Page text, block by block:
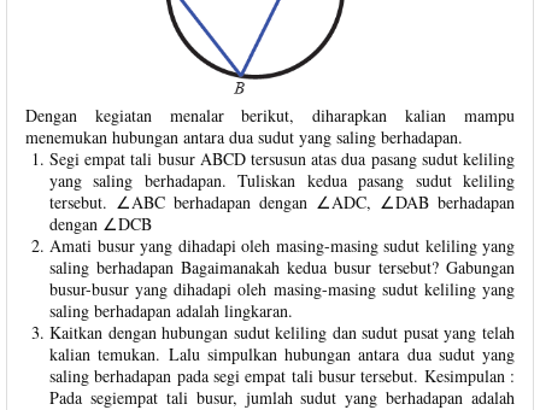
Dengan kegiatan menalar berikut, diharapkan kalian mampu
menemukan hubungan antara dua sudut yang saling berhadapan.
Segi empat tali busur ABCD tersusun atas dua pasang sudut keliling
yang saling berhadapan. Tuliskan kedua pasang sudut keliling
tersebut. ∠ABC berhadapan dengan ∠ADC, ∠DAB berhadapan
dengan ∠DCB
Amati busur yang dihadapi oleh masing-masing sudut keliling yang
saling berhadapan Bagaimanakah kedua busur tersebut? Gabungan
busur-busur yang dihadapi oleh masing-masing sudut keliling yang
saling berhadapan adalah lingkaran.
Kaitkan dengan hubungan sudut keliling dan sudut pusat yang telah
kalian temukan. Lalu simpulkan hubungan antara dua sudut yang
saling berhadapan pada segi empat tali busur tersebut. Kesimpulan :
Pada segiempat tali busur, jumlah sudut yang berhadapan adalah